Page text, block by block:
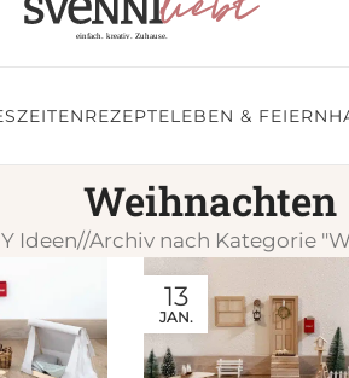
REZEPTELEBEN & FEIERN
Weihnachten
Ideen/ Archiv nach Kategorie
13
JAN.